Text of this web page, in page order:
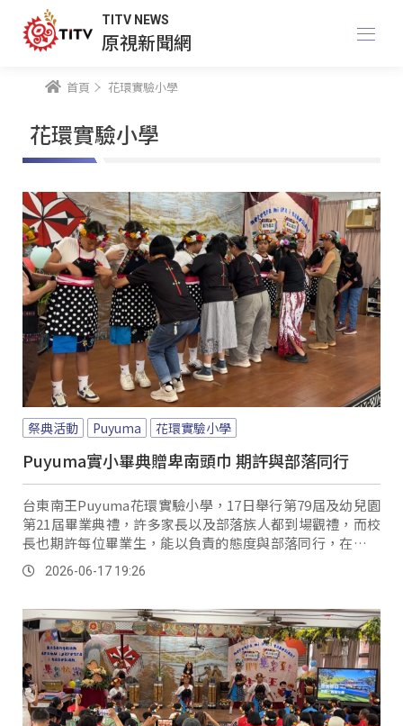
TITV NEWS
原視新聞網
首頁 花環實驗小學
花環實驗小學
祭典活動 Puyuma 花環實驗小學
Puyuma實小畢典贈卑南頭巾 期許與部落同行
台東南王Puyuma花環實驗小學，17日舉行第79屆及幼兒園
第21屆畢業典禮，許多家長以及部落族人都到場觀禮，而校
長也期許每位畢業生，能以負責的態度與部落同行，在生活
中持續學習文化、認識自己。
2026-06-17 19:26